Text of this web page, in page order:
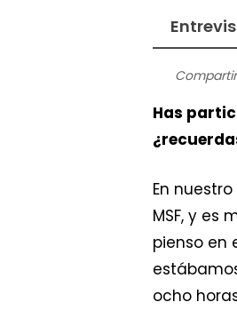
Compartir
Has
En
MSF, y
pienso en
ocho